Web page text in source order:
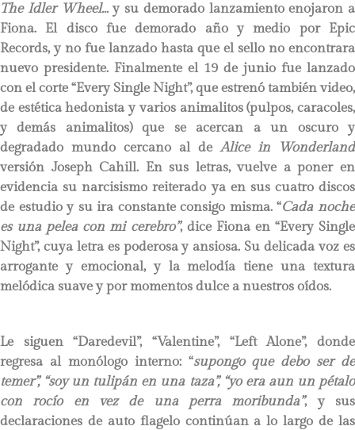
The Idler Wheel…y su demorado lanzamiento enojaron a
Fiona. El disco fue demorado año y medio por Epic
Records, y no fue lanzado hasta que el sello no encontrara
nuevo presidente. Finalmente el 19 de junio fue lanzado
con el corte “Every Single Night”, que estrenó también video,
de estética hedonista y varios animalitos (pulpos, caracoles,
y demás animalitos) que se acercan a un oscuro y
degradado mundo cercano al deAlice in Wonderland
versión Joseph Cahill. En sus letras, vuelve a poner en
evidencia su narcisismo reiterado ya en sus cuatro discos
de estudio y su ira constante consigo misma. “Cada noche
es una pelea con mi cerebro”, dice Fiona en “Every Single
Night”, cuya letra es poderosa y ansiosa. Su delicada voz es
arrogante y emocional, y la melodía tiene una textura
melódica suave y por momentos dulce a nuestros oídos.
Le siguen “Daredevil”, “Valentine”, “Left Alone”, donde
regresa al monólogo interno: “supongo que debo ser de
temer”, “soy un tulipán en una taza”, “yo era aun un pétalo
con rocío en vez de una perra moribunda”, y sus
declaraciones de auto flagelo continúan a lo largo de las